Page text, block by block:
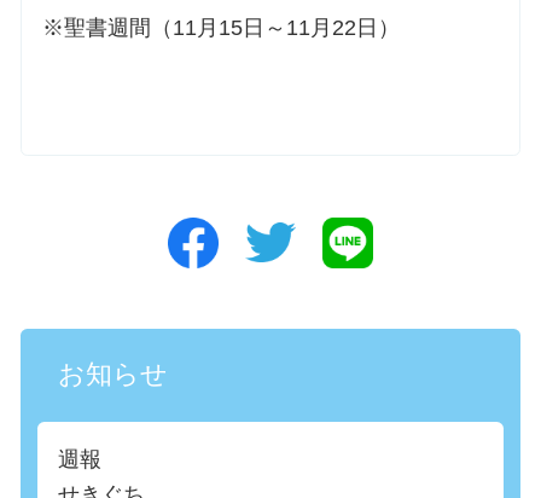
※聖書週間（11月15日～11月22日）
お知らせ
週報